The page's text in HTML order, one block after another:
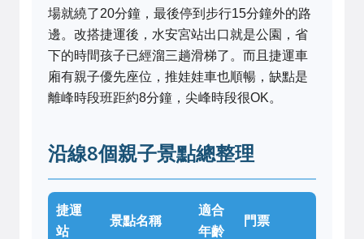
場就繞了20分鐘，最後停到步行15分鐘外的路
邊。改搭捷運後，水安宮站出口就是公園，省
下的時間孩子已經溜三趟滑梯了。而且捷運車
廂有親子優先座位，推娃娃車也順暢，缺點是
離峰時段班距約8分鐘，尖峰時段很OK。
沿線8個親子景點總整理
捷運
站
景點名稱
適合
年齡
門票